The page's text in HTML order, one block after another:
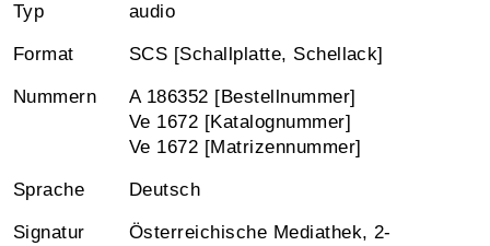
Typ audio
Format SCS [Schallplatte, Schellack]
Nummern
A 186352 [Bestellnummer]
Ve 1672 [Katalognummer]
Ve 1672 [Matrizennummer]
Sprache Deutsch
Signatur
Österreichische Mediathek, 2-